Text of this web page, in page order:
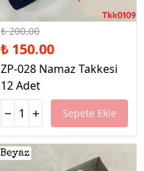
%25 İndirim
₺ 200.00
₺ 150.00
ZP-028 Namaz Takkesi
12 Adet
Sepete Ekle